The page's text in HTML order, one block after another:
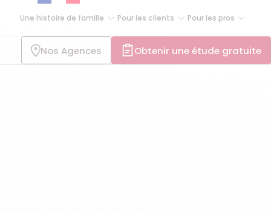
Une histoire de famille Pour les clients Pour les pros
Nos Agences Obtenir une étude gratuite